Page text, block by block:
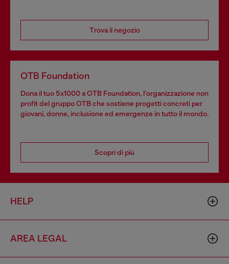
Trova il negozio
OTB Foundation
Dona il tuo 5x1000 a OTB Foundation, l’organizzazione non
profit del gruppo OTB che sostiene progetti concreti per
giovani, donne, inclusione ed emergenze in tutto il mondo.
Scopri di più
HELP
AREA LEGAL